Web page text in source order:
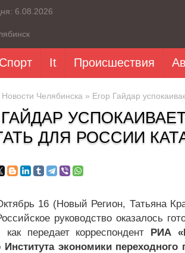
6.08.2026
Спорт It Происшествия
Новости Челябинска » Егор Гайдар
ГАЙДАР
ДЛЯ РОССИИ
16 (Новый Регион, Татьяна
руководство оказалось
передает корреспондент РИА
Института экономики переходного